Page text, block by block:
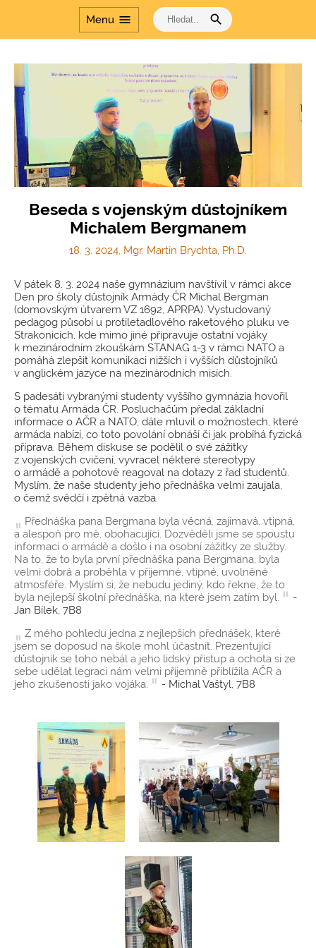
Menu menu search
Beseda s vojenským důstojníkem
Michalem Bergmanem
18. 3. 2024, Mgr. Martin Brychta, Ph.D.
V pátek 8. 3. 2024 naše gymnázium navštívil v rámci akce
Den pro školy důstojník Armády ČR Michal Bergman
(domovským útvarem VZ 1692, APRPA). Vystudovaný
pedagog působí u protiletadlového raketového pluku ve
Strakonicích, kde mimo jiné připravuje ostatní vojáky
k mezinárodním zkouškám STANAG 1-3 v rámci NATO a
pomáhá zlepšit komunikaci nižších i vyšších důstojníků
v anglickém jazyce na mezinárodních misích.
S padesáti vybranými studenty vyššího gymnázia hovořil
o tématu Armáda ČR. Posluchačům předal základní
informace o AČR a NATO, dále mluvil o možnostech, které
armáda nabízí, co toto povolání obnáší či jak probíhá fyzická
příprava. Během diskuse se podělil o své zážitky
z vojenských cvičení, vyvracel některé stereotypy
o armádě a pohotově reagoval na dotazy z řad studentů.
Myslím, že naše studenty jeho přednáška velmi zaujala,
o čemž svědčí i zpětná vazba.
Přednáška pana Bergmana byla věcná, zajímavá, vtipná,
a alespoň pro mě, obohacující. Dozvěděli jsme se spoustu
informací o armádě a došlo i na osobní zážitky ze služby.
Na to, že to byla první přednáška pana Bergmana, byla
velmi dobrá a proběhla v příjemné, vtipné, uvolněné
atmosféře. Myslím si, že nebudu jediný, kdo řekne, že to
byla nejlepší školní přednáška, na které jsem zatím byl.
-
Jan Bílek, 7B8
Z mého pohledu jedna z nejlepších přednášek, které
jsem se doposud na škole mohl účastnit. Prezentující
důstojník se toho nebál a jeho lidský přístup a ochota si ze
sebe udělat legraci nám velmi příjemně přiblížila AČR a
jeho zkušenosti jako vojáka.
- Michal Vaštyl, 7B8